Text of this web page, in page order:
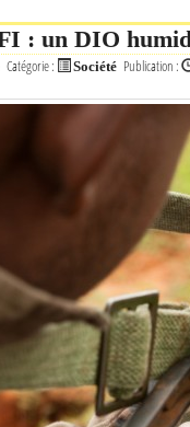
: un DIO
Catégorie : Société Publication :